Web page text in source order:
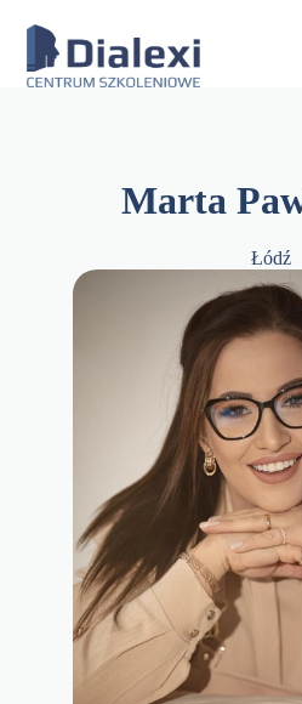
content
Marta
Łódź